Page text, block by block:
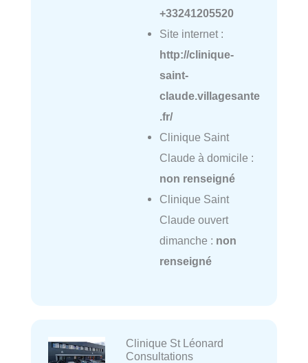
+33241205520
Site internet :
http://clinique-
saint-
claude.villagesante
.fr/
Clinique Saint
Claude à domicile :
non renseigné
Clinique Saint
Claude ouvert
dimanche : non
renseigné
Clinique St Léonard
Consultations